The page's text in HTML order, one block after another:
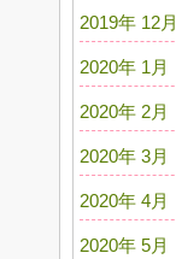
2019年 12月
2020年 1月
2020年 2月
2020年 3月
2020年 4月
2020年 5月